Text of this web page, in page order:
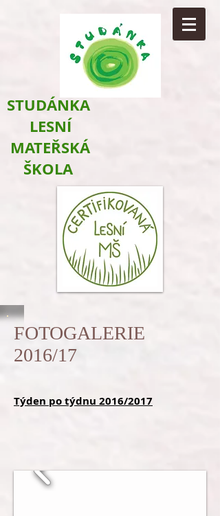
​STUDÁNKA
LESNÍ
MATEŘSKÁ
ŠKOLA
FOTOGALERIE
2016/17
Týden po týdnu 2016/2017